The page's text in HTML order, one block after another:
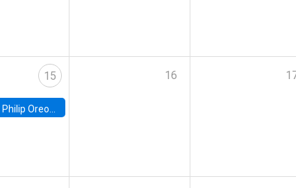
15
Philip Oreopolous, University of Toronto
16